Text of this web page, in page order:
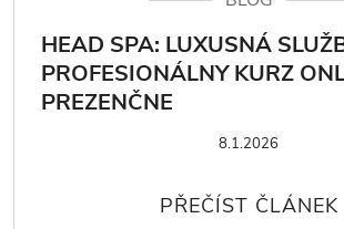
HEAD SPA: LUXUSNÁ
PROFESIONÁLNY KURZ
PREZENČNE
8.1.2026